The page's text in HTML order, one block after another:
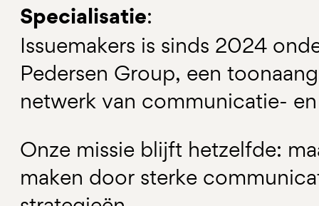
Specialisatie:
Issuemakers is sinds 2024
Pedersen Group, een
netwerk van communicatie-
Onze missie blijft hetzelfde:
maken door sterke